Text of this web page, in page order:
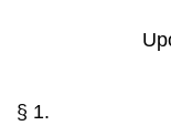
§ 1.